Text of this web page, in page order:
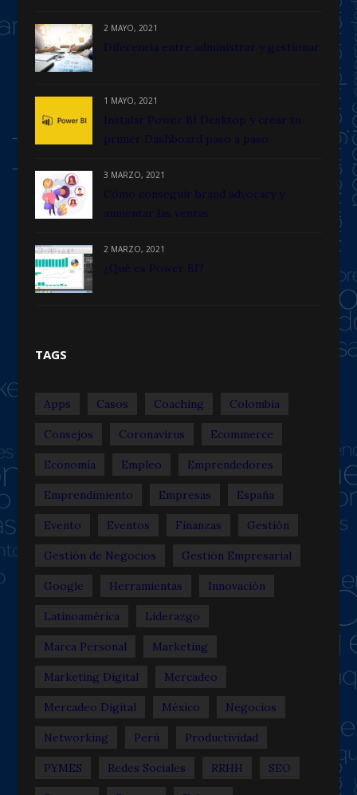
2 MAYO, 2021
Diferencia entre administrar y gestionar
1 MAYO, 2021
Instalar Power BI Desktop y crear tu
primer Dashboard paso a paso
3 MARZO, 2021
Cómo conseguir brand advocacy y
aumentar las ventas
2 MARZO, 2021
¿Qué es Power BI?
TAGS
Apps Casos Coaching Colombia
Consejos Coronavirus Ecommerce
Economía Empleo Emprendedores
Emprendimiento Empresas España
Evento Eventos Finanzas Gestión
Gestión de Negocios Gestión Empresarial
Google Herramientas Innovación
Latinoamérica Liderazgo
Marca Personal Marketing
Marketing Digital Mercadeo
Mercadeo Digital México Negocios
Networking Perú Productividad
PYMES Redes Sociales RRHH SEO